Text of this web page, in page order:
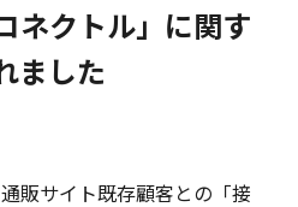
ネクトル」に関す
ました
販サイト既存顧客との「接